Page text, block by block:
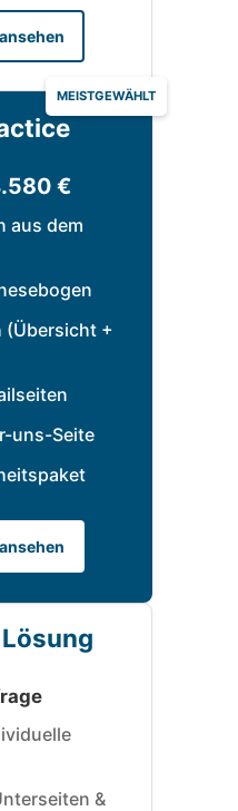
MEISTGEWÄHLT
€
aus dem
(Übersicht +
uns-Seite
&